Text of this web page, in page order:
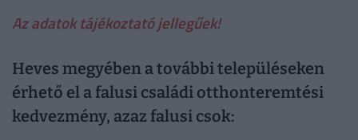
Az adatok tájékoztató jellegűek!
Heves megyében a további településeken
érhető el a falusi családi otthonteremtési
kedvezmény, azaz falusi csok: